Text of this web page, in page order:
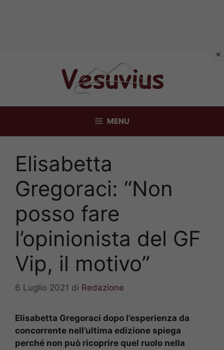
MENU
Elisabetta
Gregoraci: “Non
posso fare
l’opinionista del GF
Vip, il motivo”
6 Luglio 2021 di Redazione
Elisabetta Gregoraci dopo l’esperienza da
concorrente nell’ultima edizione spiega
perché non può ricoprire quel ruolo nella